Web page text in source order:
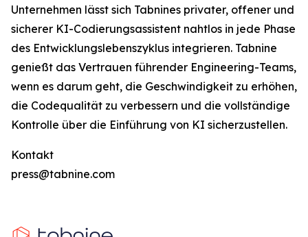
Unternehmen lässt sich Tabnines privater, offener und
sicherer KI-Codierungsassistent nahtlos in jede Phase
des Entwicklungslebenszyklus integrieren. Tabnine
genießt das Vertrauen führender Engineering-Teams,
wenn es darum geht, die Geschwindigkeit zu erhöhen,
die Codequalität zu verbessern und die vollständige
Kontrolle über die Einführung von KI sicherzustellen.
Kontakt
press@tabnine.com